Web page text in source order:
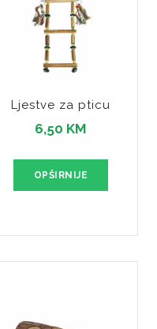
Ljestve za pticu
6,50 KM
OPŠIRNIJE